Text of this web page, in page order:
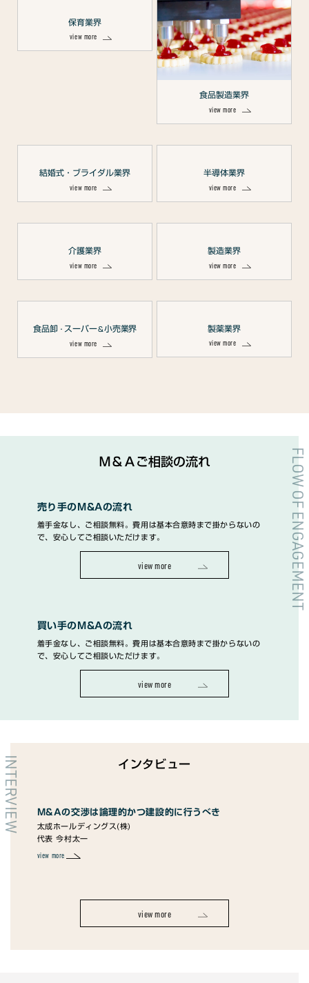
保育業界
view more
食品製造業界
view more
結婚式・ブライダル業界
view more
半導体業界
view more
介護業界
view more
製造業界
view more
食品卸 ・ スーパー＆ 小売業界
view more
製薬業界
view more
FLOW OF ENGAGEMENT
Ｍ＆Ａご相談の流れ
売り手のM&Aの流れ
着手金なし、ご相談無料。費用は基本合意時まで掛からないの
で、安心してご相談いただけます。
view more
買い手のM&Aの流れ
着手金なし、ご相談無料。費用は基本合意時まで掛からないの
で、安心してご相談いただけます。
view more
INTERVIEW インタビュー
M&Aの交渉は論理的かつ建設的に行うべき
太成ホールディングス(株)
代表 今村太一
view more